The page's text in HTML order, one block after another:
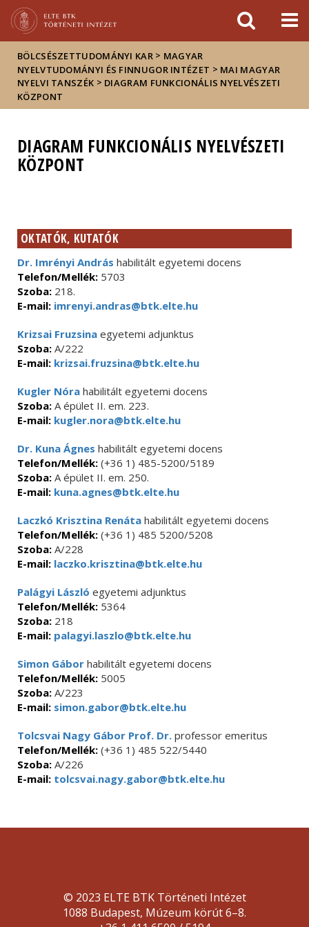
sajtóban
BÖLCSÉSZETTUDOMÁNYI KAR > MAGYAR
NYELVTUDOMÁNYI ÉS FINNUGOR INTÉZET > MAI MAGYAR
NYELVI TANSZÉK > DIAGRAM FUNKCIONÁLIS NYELVÉSZETI
KÖZPONT
DIAGRAM FUNKCIONÁLIS NYELVÉSZETI
KÖZPONT
OKTATÓK, KUTATÓK
Dr. Imrényi András habilitált egyetemi docens
Telefon/Mellék: 5703
Szoba: 218.
E-mail: imrenyi.andras@btk.elte.hu
Krizsai Fruzsina egyetemi adjunktus
Szoba: A/222
E-mail: krizsai.fruzsina@btk.elte.hu
Kugler Nóra habilitált egyetemi docens
Szoba: A épület II. em. 223.
E-mail: kugler.nora@btk.elte.hu
Dr. Kuna Ágnes habilitált egyetemi docens
Telefon/Mellék: (+36 1) 485-5200/5189
Szoba: A épület II. em. 250.
E-mail: kuna.agnes@btk.elte.hu
Laczkó Krisztina Renáta habilitált egyetemi docens
Telefon/Mellék: (+36 1) 485 5200/5208
Szoba: A/228
E-mail: laczko.krisztina@btk.elte.hu
Palágyi László egyetemi adjunktus
Telefon/Mellék: 5364
Szoba: 218
E-mail: palagyi.laszlo@btk.elte.hu
Simon Gábor habilitált egyetemi docens
Telefon/Mellék: 5005
Szoba: A/223
E-mail: simon.gabor@btk.elte.hu
Tolcsvai Nagy Gábor Prof. Dr. professor emeritus
Telefon/Mellék: (+36 1) 485 522/5440
Szoba: A/226
E-mail: tolcsvai.nagy.gabor@btk.elte.hu
© 2023 ELTE BTK Történeti Intézet
1088 Budapest, Múzeum körút 6–8.